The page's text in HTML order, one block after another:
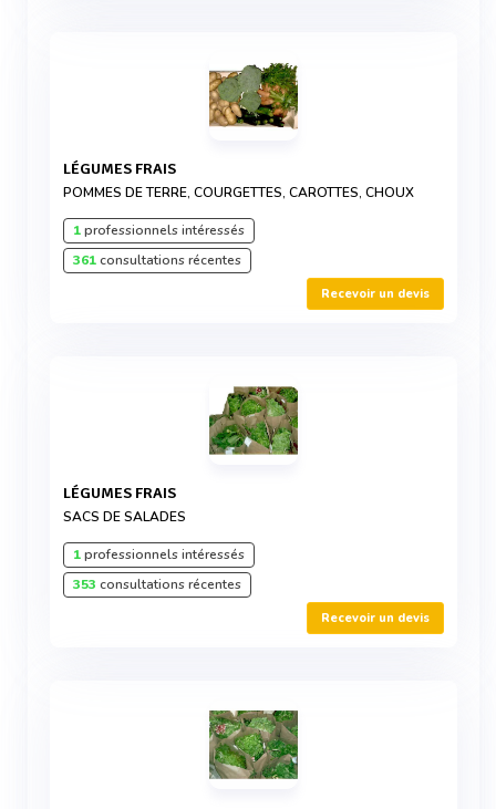
LÉGUMES FRAIS
POMMES DE TERRE, COURGETTES, CAROTTES, CHOUX
1professionnels intéressés
361consultations récentes
Recevoir un devis
LÉGUMES FRAIS
SACS DE SALADES
1professionnels intéressés
353 consultations récentes
Recevoir un devis